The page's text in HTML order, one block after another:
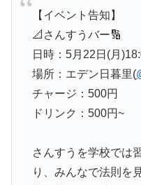
【イベント告知】
📐さんすうバー🔢
日時：5月22日(月
場所：エデン日暮里(
チャージ：500円
ドリンク：500円~
さんすうを学校では
り、みんなで法則を